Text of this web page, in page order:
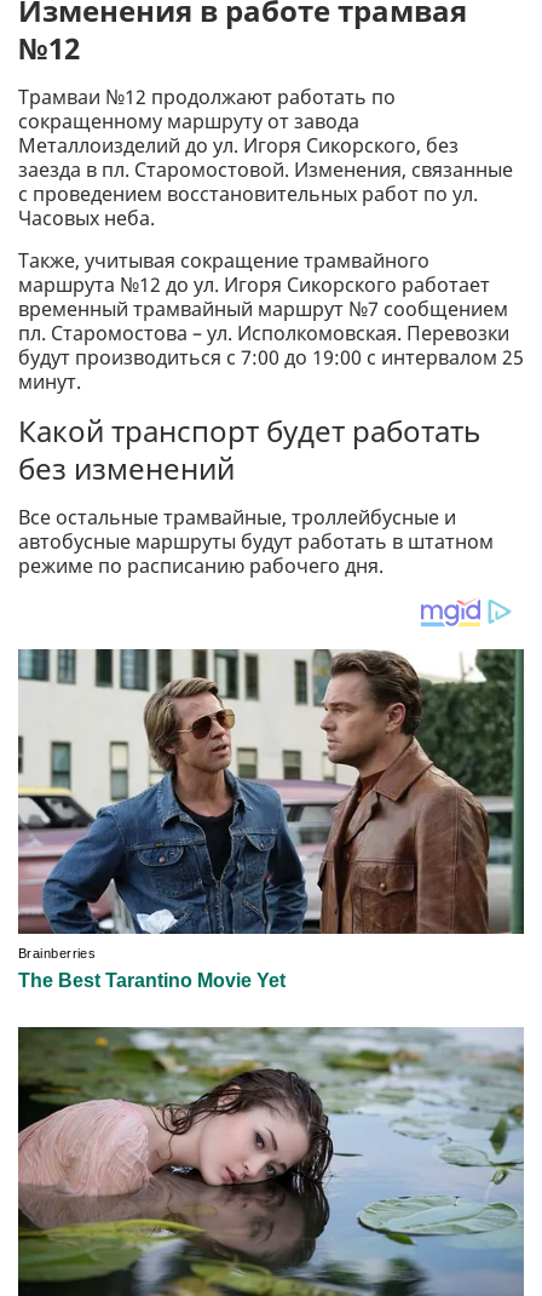
Изменения в работе трамвая
№12
Трамваи №12 продолжают работать по
сокращенному маршруту от завода
Металлоизделий до ул. Игоря Сикорского, без
заезда в пл. Старомостовой. Изменения, связанные
с проведением восстановительных работ по ул.
Часовых неба.
Также, учитывая сокращение трамвайного
маршрута №12 до ул. Игоря Сикорского работает
временный трамвайный маршрут №7 сообщением
пл. Старомостова – ул. Исполкомовская. Перевозки
будут производиться с 7:00 до 19:00 с интервалом 25
минут.
Какой транспорт будет работать
без изменений
Все остальные трамвайные, троллейбусные и
автобусные маршруты будут работать в штатном
режиме по расписанию рабочего дня.